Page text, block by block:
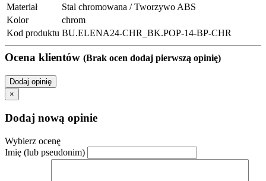
Materiał
Stal chromowana / Tworzywo ABS
Kolor
chrom
Kod produktu BU.ELENA24-CHR_BK.POP-14-BP-CHR
Ocena klientów (Brak ocen dodaj pierwszą opinię)
Dodaj opinię
×
Dodaj nową opinie
Wybierz ocenę
Imię (lub pseudonim)